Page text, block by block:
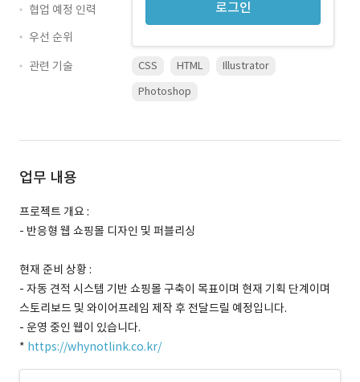
로그인
협업 예정 인력
우선 순위
관련 기술
CSS HTML
Illustrator
Photoshop
업무 내용
프로젝트 개요 :
- 반응형 웹 쇼핑몰 디자인 및 퍼블리싱
현재 준비 상황 :
- 자동 견적 시스템 기반 쇼핑몰 구축이 목표이며 현재 기획 단계이며
스토리보드 및 와이어프레임 제작 후 전달드릴 예정입니다.
- 운영 중인 웹이 있습니다.
* https://whynotlink.co.kr/